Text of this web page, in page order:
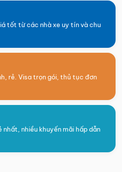
tốt từ các nhà xe uy tín và chu
rẻ. Visa trọn gói, thủ tục đơn
nhất, nhiều khuyến mãi hấp dẫn